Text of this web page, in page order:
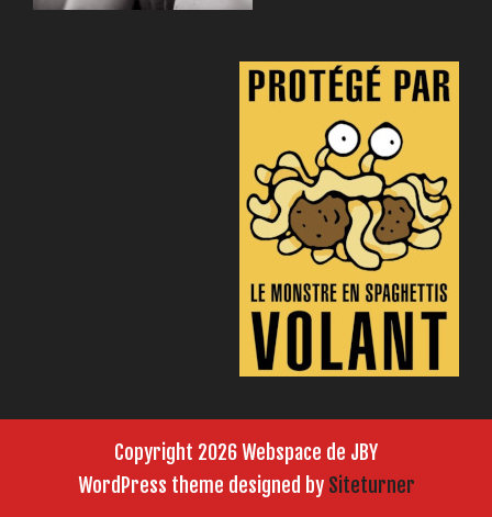
Copyright 2026 Webspace de JBY
WordPress theme designed by Siteturner